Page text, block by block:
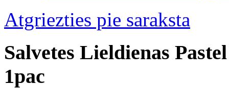
Atgriezties pie saraksta
Salvetes Lieldienas
1pac